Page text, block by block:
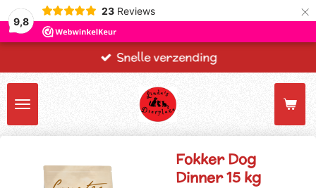
9,8
23 Reviews ×
Snelle verzending
Fokker Dog
Dinner 15 kg